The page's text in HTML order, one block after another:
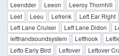
Leendder
Leeon Leeroy Thornhill
Leet
Leeu Lefrenk Left Ear Right
Left Lane Cruiser
Left Lane Didon
lefthandsoundsystem
Lefthook
Lefto Early Bird
Leftover Leftover